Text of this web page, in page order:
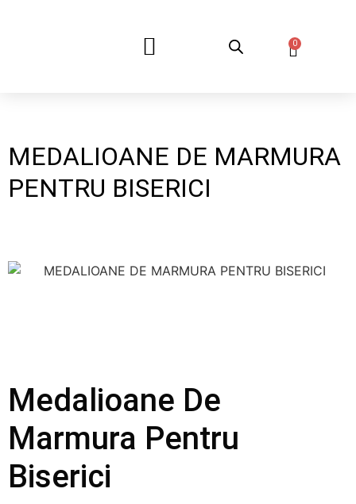
0
MEDALIOANE DE MARMURA
PENTRU BISERICI
Medalioane De
Marmura Pentru
Biserici